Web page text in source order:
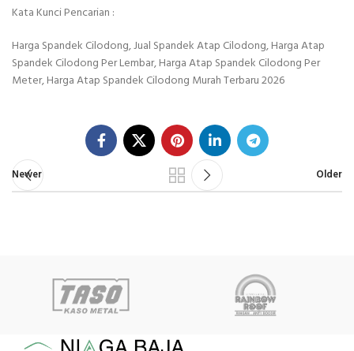
Kata Kunci Pencarian :
Harga Spandek Cilodong, Jual Spandek Atap Cilodong, Harga Atap
Spandek Cilodong Per Lembar, Harga Atap Spandek Cilodong Per
Meter, Harga Atap Spandek Cilodong Murah Terbaru 2026
Newer Older